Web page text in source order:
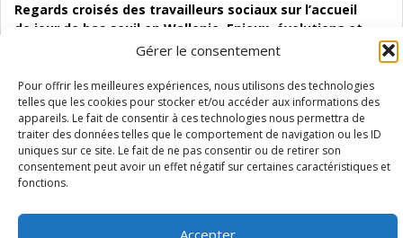
Gérer le consentement
Pour offrir les meilleures expériences, nous utilisons des technologies
telles que les cookies pour stocker et/ou accéder aux informations des
appareils. Le fait de consentir à ces technologies nous permettra de
traiter des données telles que le comportement de navigation ou les ID
uniques sur ce site. Le fait de ne pas consentir ou de retirer son
consentement peut avoir un effet négatif sur certaines caractéristiques et
fonctions.
Accepter
Regards croisés des travailleurs sociaux sur l’accueil
de jour de bas seuil en Wallonie. Enjeux, évolutions et
06 Juil 2026
Étude d’évaluabilité des Structures
d’accompagnement à l’autocréation d’emploi (SAACE)
01 Juil 2026
Pénurie du personnel infirmier :quels indicateurs
Wallonie ?